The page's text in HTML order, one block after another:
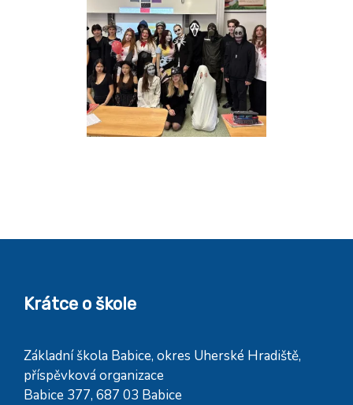
Krátce o škole
Základní škola Babice, okres Uherské Hradiště,
příspěvková organizace
Babice 377, 687 03 Babice